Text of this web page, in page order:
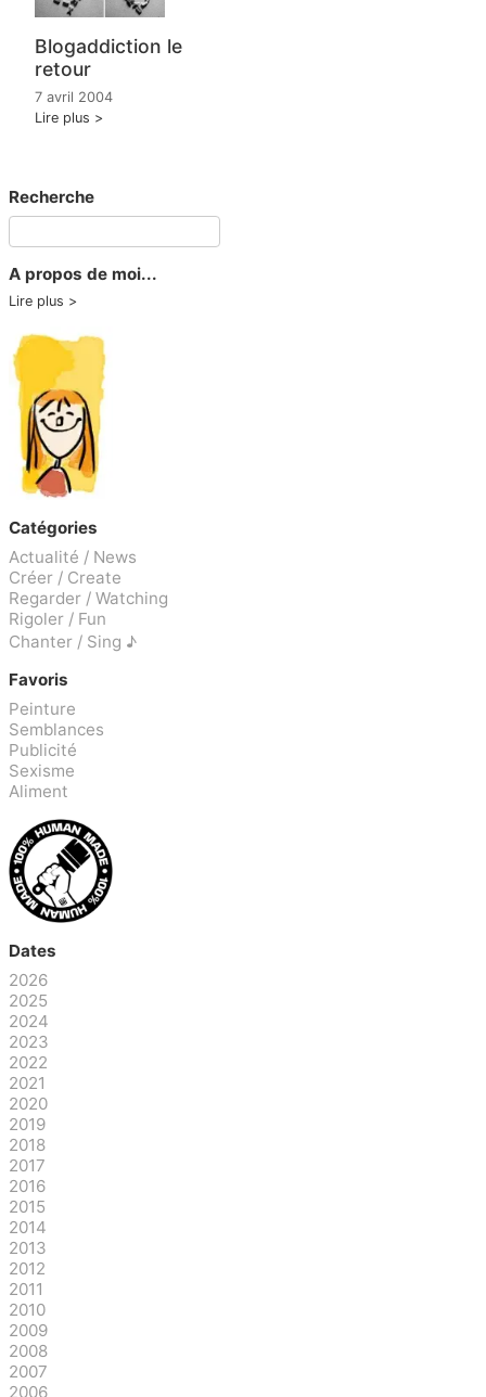
Blogaddiction le
retour
7 avril 2004
Lire plus
Recherche
A propos de moi...
Lire plus
Catégories
Actualité / News
Créer / Create
Regarder / Watching
Rigoler / Fun
Chanter / Sing ♪
Favoris
Peinture
Semblances
Publicité
Sexisme
Aliment
Dates
2026
2025
2024
2023
2022
2021
2020
2019
2018
2017
2016
2015
2014
2013
2012
2011
2010
2009
2008
2007
2006